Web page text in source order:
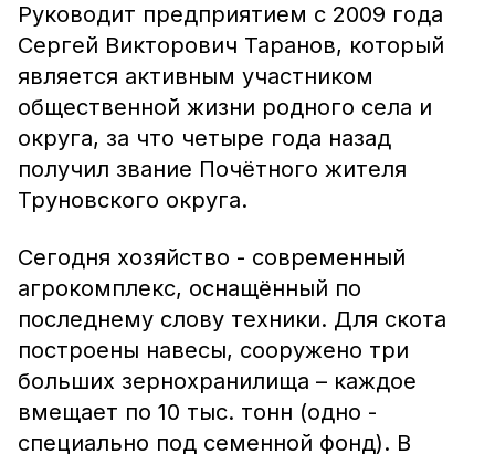
Руководит предприятием с 2009 года
Сергей Викторович Таранов, который
является активным участником
общественной жизни родного села и
округа, за что четыре года назад
получил звание Почётного жителя
Труновского округа.
Сегодня хозяйство - современный
агрокомплекс, оснащённый по
последнему слову техники. Для скота
построены навесы, сооружено три
больших зернохранилища – каждое
вмещает по 10 тыс. тонн (одно -
специально под семенной фонд). В